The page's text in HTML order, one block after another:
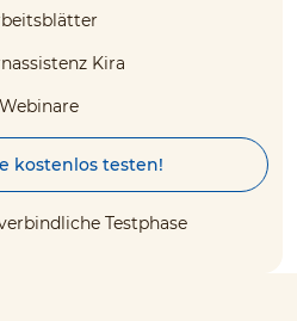
Kira
kostenlos testen!
Testphase